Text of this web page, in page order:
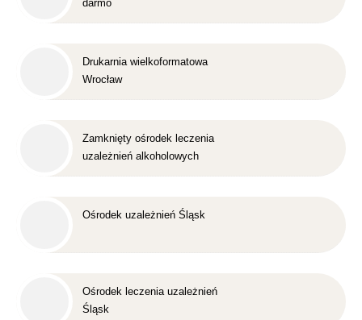
darmo
Drukarnia wielkoformatowa
Wrocław
Zamknięty ośrodek leczenia
uzależnień alkoholowych
Ośrodek uzależnień Śląsk
Ośrodek leczenia uzależnień
Śląsk